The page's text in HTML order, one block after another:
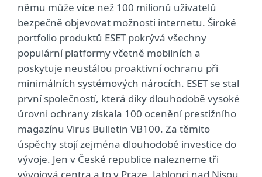
němu může více než 100 milionů uživatelů
bezpečně objevovat možnosti internetu. Široké
portfolio produktů ESET pokrývá všechny
populární platformy včetně mobilních a
poskytuje neustálou proaktivní ochranu při
minimálních systémových nárocích. ESET se stal
první společností, která díky dlouhodobě vysoké
úrovni ochrany získala 100 ocenění prestižního
magazínu Virus Bulletin VB100. Za těmito
úspěchy stojí zejména dlouhodobé investice do
vývoje. Jen v České republice nalezneme tři